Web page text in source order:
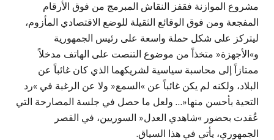
مشروع الموازنة فقفز النقاش المبرمج من فوق الأرقام
المفجعة ومن فوق الوقائع الثقيلة للوضع الاقتصادي المأزوم،
ليتركز على شكل حملة واسعة على رئيس الجمهورية
و»الأجهزة« متخذاً من موضوع التنصت على الهاتف مدخلاً
ممتازاً إلى محاسبة سياسية لشريكهما الذي كان غائباً عن
البلاد، ولكنه لم يكن غائباً عن »السمع« ولا عن الرغبة في »رد
التحية بأحسن منها«… ولعل ما حصل في جلسة المصارحة التي
عُقدت بحضور »شاهدي العدل« السوريين، في القصر
الجمهوري، يأتي في هذا السياق.